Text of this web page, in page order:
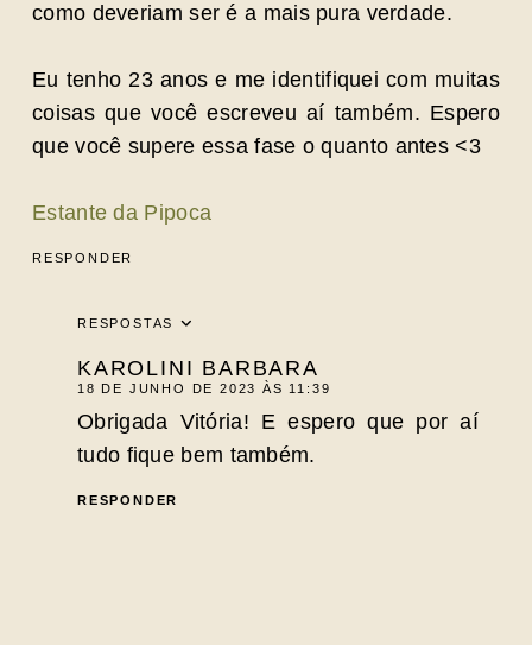
como deveriam ser é a mais pura verdade.
Eu tenho 23 anos e me identifiquei com muitas
coisas que você escreveu aí também. Espero
que você supere essa fase o quanto antes <3
Estante da Pipoca
RESPONDER
RESPOSTAS
KAROLINI BARBARA
18 DE JUNHO DE 2023 ÀS 11:39
Obrigada Vitória! E espero que por aí
tudo fique bem também.
RESPONDER